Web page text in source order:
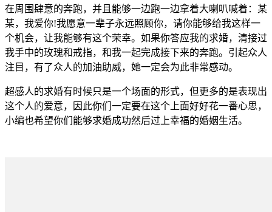
在周围肆意的奔跑，并且能够一边跑一边拿着大喇叭喊着：某
某，我爱你!我愿意一辈子永远照顾你，请你能够给我这样一
个机会，让我能够有这个荣幸。如果你答应我的求婚，清接过
我手中的玫瑰和戒指，和我一起完成接下来的奔跑。引起众人
注目，有了众人的加油助威，她一定会为此非常感动。
超感人的求婚有时候只是一个场面的形式，但更多的是表现出
这个人的爱意，因此你们一定要在这个上面好好花一番心思，
小编也希望你们能够求婚成功然后过上幸福的婚姻生活。